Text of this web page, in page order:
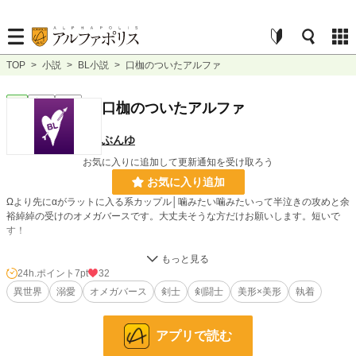
TOP > 小説 > BL小説 > 口枷のついたアルファ
完結 短編 口枷のついたアルファ
ぶんゆ
お気に入りに追加して更新通知を受け取ろう
お気に入り追加
Ωより先に‪α‬がラットに入る系カップル│噛みたい噛みたいって半泣きの攻めと余
裕綽綽の受けのオメガバースです。大丈夫そうな方だけお願いします。短いで
す！
他国の剣闘士であるルドゥロとリヴァーダ。
心躍る戦いを切望していた「最強の男」ルドゥロにリヴァーダは最高の試合をプ
レゼントする。
38,720 位 / 228,939 件
10,501 位 / 31,461 件
24h.ポイント 7pt
32
異世界
溺愛 オメガバース 剣士 剣闘士 美形×美形 執着
アプリで読む